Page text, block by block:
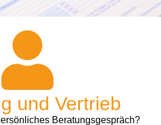
und Vertrieb
Beratungsgespräch?